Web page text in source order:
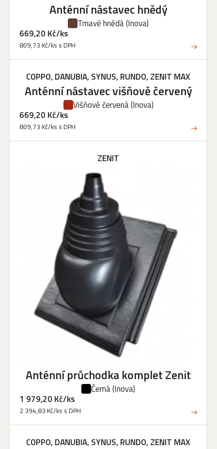
Anténní nástavec hnědý
Tmavě hnědá(Inova)
669,20 Kč/ks
809,73 Kč/ks s DPH
COPPO, DANUBIA, SYNUS, RUNDO, ZENIT MAX
Anténní nástavec višňově červený
Višňově červená(Inova)
669,20 Kč/ks
809,73 Kč/ks s DPH
ZENIT
Anténní průchodka komplet Zenit
Černá(Inova)
1 979,20 Kč/ks
2 394,83 Kč/ks s DPH
COPPO, DANUBIA, SYNUS, RUNDO, ZENIT MAX